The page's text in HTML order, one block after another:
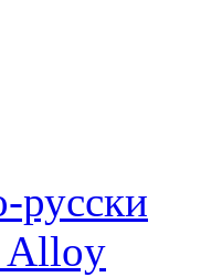
русски
Alloy